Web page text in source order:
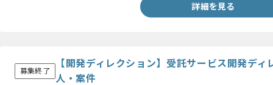
詳細を見る
募集終了
【開発ディレクション】受託サービス開発ディ
人・案件